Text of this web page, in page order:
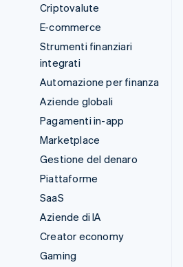
Criptovalute
E-commerce
Strumenti finanziari
integrati
Automazione per finanza
Aziende globali
Pagamenti in-app
Marketplace
Gestione del denaro
Piattaforme
SaaS
Aziende di IA
Creator economy
Gaming